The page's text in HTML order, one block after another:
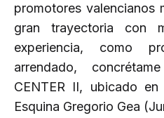
promotores valencianos
gran trayectoria con
experiencia, como
arrendado,
CENTER II, ubicado
Esquina Gregorio Gea